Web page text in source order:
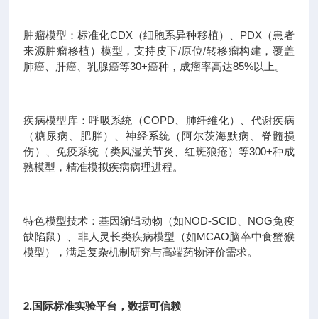
肿瘤模型：标准化CDX（细胞系异种移植）、PDX（患者
来源肿瘤移植）模型，支持皮下/原位/转移瘤构建，覆盖
肺癌、肝癌、乳腺癌等30+癌种，成瘤率高达85%以上。
疾病模型库：呼吸系统（COPD、肺纤维化）、代谢疾病
（糖尿病、肥胖）、神经系统（阿尔茨海默病、脊髓损
伤）、免疫系统（类风湿关节炎、红斑狼疮）等300+种成
熟模型，精准模拟疾病病理进程。
特色模型技术：基因编辑动物（如NOD-SCID、NOG免疫
缺陷鼠）、非人灵长类疾病模型（如MCAO脑卒中食蟹猴
模型），满足复杂机制研究与高端药物评价需求。
2.国际标准实验平台，数据可信赖